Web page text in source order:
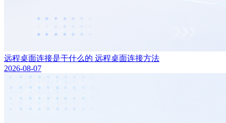
远程桌面连接是干什么的 远程桌面连接方法
2026-08-07